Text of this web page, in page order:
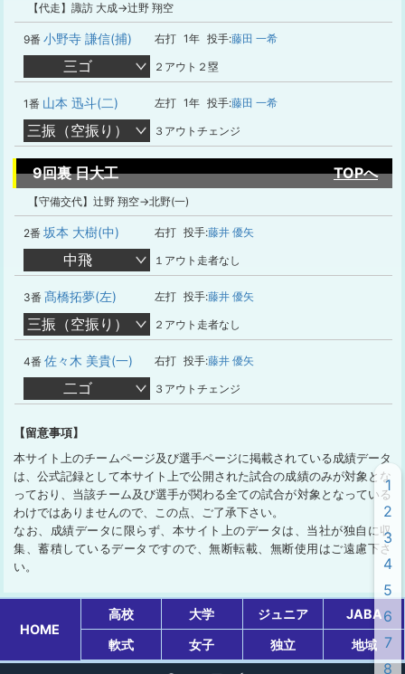
【代走】諏訪 大成→辻野 翔空
9番 小野寺 謙信(捕) 右打 1年 投手:藤田 一希
三ゴ ２アウト２塁
1番 山本 迅斗(二) 左打 1年 投手:藤田 一希
三振（空振り） ３アウトチェンジ
9回裏 日大工 TOPへ
【守備交代】辻野 翔空→北野(一)
2番 坂本 大樹(中) 右打 投手:藤井 優矢
中飛 １アウト走者なし
3番 髙橋拓夢(左) 左打 投手:藤井 優矢
三振（空振り） ２アウト走者なし
4番 佐々木 美貴(一) 右打 投手:藤井 優矢
二ゴ ３アウトチェンジ
【留意事項】
本サイト上のチームページ及び選手ページに掲載されている成績データ
は、公式記録として本サイト上で公開された試合の成績のみが対象とな
っており、当該チーム及び選手が関わる全ての試合が対象となっている
わけではありませんので、この点、ご了承下さい。
なお、成績データに限らず、本サイト上のデータは、当社が独自に収
集、蓄積しているデータですので、無断転載、無断使用はご遠慮下さ
い。
HOME
高校 大学 ジュニア
JABA
軟式
女子 独立 地域
1
2
3
4
5
6
7
8